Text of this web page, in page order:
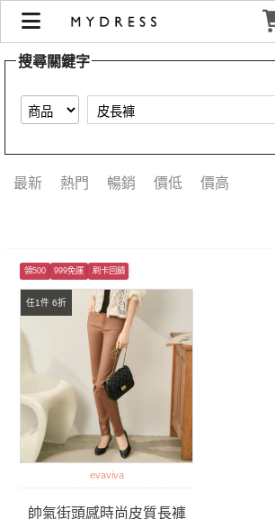
【皮長褲】搜尋結果 | MYDRESS 時裳韓風
搜尋關鍵字
最新 熱門 暢銷 價低 價高
任1件 6折
領500 999免運 刷卡回饋
evaviva
帥氣街頭感時尚皮質長褲